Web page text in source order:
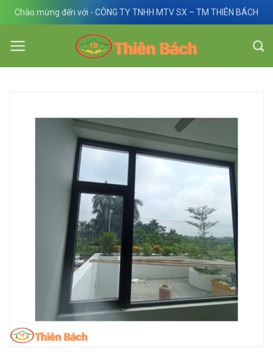
Skip
content
Chào mừng đến với - CÔNG TY TNHH MTV SX – TM THIÊN BÁCH